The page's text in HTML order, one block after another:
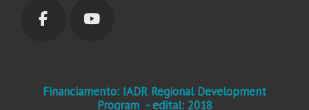
Financiamento: IADR Regional Development
Program - edital: 2018